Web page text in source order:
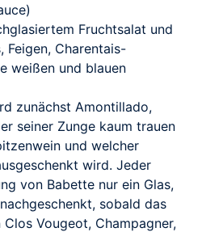
Fruchtsalat und
Feigen, Charentais-
weißen und blauen
zunächst Amontillado,
seiner Zunge kaum trauen
und welcher
wird. Jeder
von Babette nur ein Glas,
sobald das
Vougeot, Champagner,